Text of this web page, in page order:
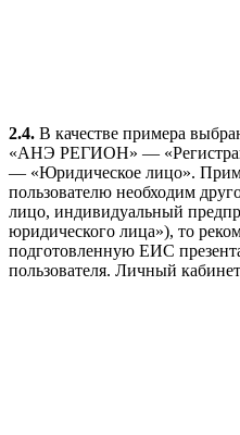
2.4. В качестве примера
«АНЭ РЕГИОН» —
— «Юридическое лицо».
пользователю необходим
лицо, индивидуальный
юридического лица»), то
подготовленную ЕИС
пользователя. Личный